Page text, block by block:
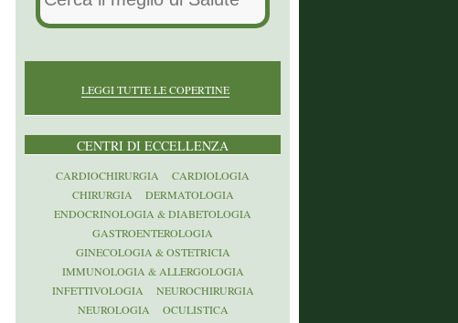
LEGGI TUTTE LE COPERTINE
CENTRI DI ECCELLENZA
CARDIOCHIRURGIA
CARDIOLOGIA
CHIRURGIA
DERMATOLOGIA
ENDOCRINOLOGIA & DIABETOLOGIA
GASTROENTEROLOGIA
GINECOLOGIA & OSTETRICIA
IMMUNOLOGIA & ALLERGOLOGIA
INFETTIVOLOGIA
NEUROCHIRURGIA
NEUROLOGIA
OCULISTICA